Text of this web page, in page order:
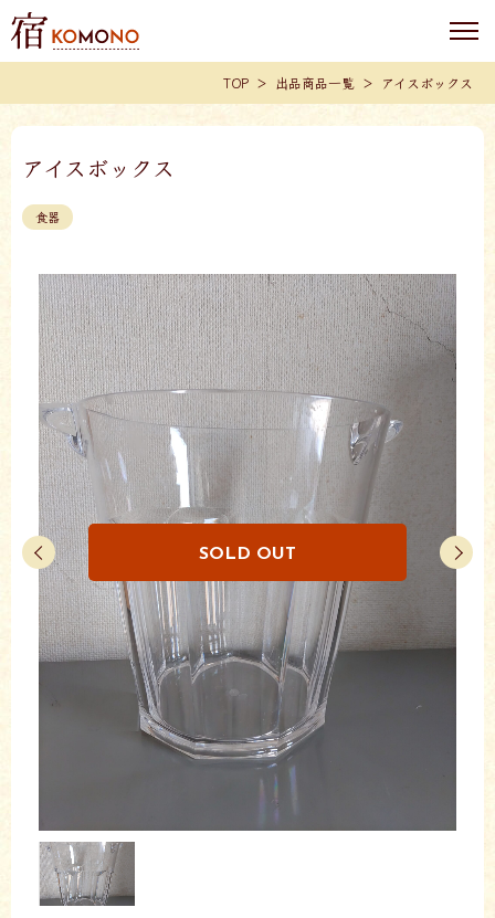
TOP 出品商品一覧 アイスボックス
アイスボックス
食器